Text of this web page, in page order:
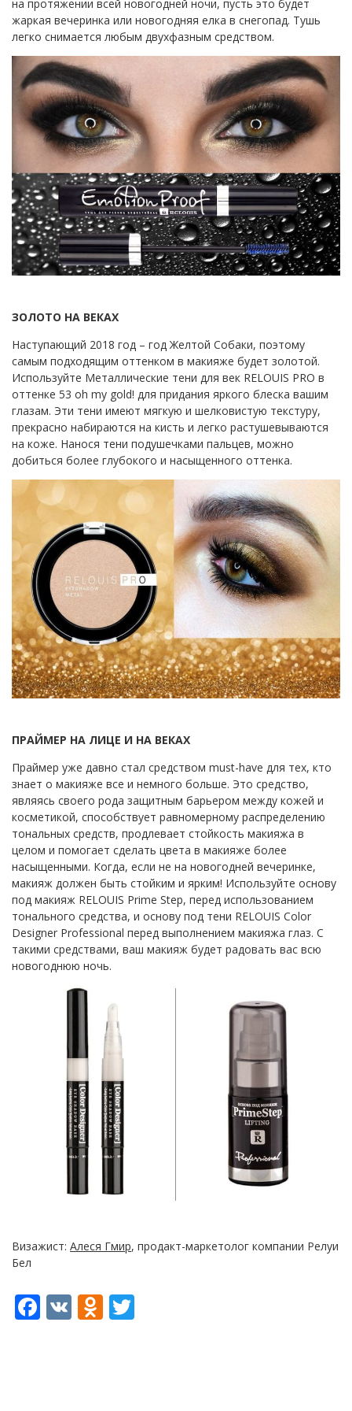
на протяжении всей новогодней ночи, пусть это будет
жаркая вечеринка или новогодняя елка в снегопад. Тушь
легко снимается любым двухфазным средством.
ЗОЛОТО НА ВЕКАХ
Наступающий 2018 год – год Желтой Собаки, поэтому
самым подходящим оттенком в макияже будет золотой.
Используйте Металлические тени для век RELOUIS PRO в
оттенке 53 oh my gold! для придания яркого блеска вашим
глазам. Эти тени имеют мягкую и шелковистую текстуру,
прекрасно набираются на кисть и легко растушевываются
на коже. Нанося тени подушечками пальцев, можно
добиться более глубокого и насыщенного оттенка.
ПРАЙМЕР НА ЛИЦЕ И НА ВЕКАХ
Праймер уже давно стал средством must-have для тех, кто
знает о макияже все и немного больше. Это средство,
являясь своего рода защитным барьером между кожей и
косметикой, способствует равномерному распределению
тональных средств, продлевает стойкость макияжа в
целом и помогает сделать цвета в макияже более
насыщенными. Когда, если не на новогодней вечеринке,
макияж должен быть стойким и ярким! Используйте основу
под макияж RELOUIS Prime Step, перед использованием
тонального средства, и основу под тени RELOUIS Color
Designer Professional перед выполнением макияжа глаз. С
такими средствами, ваш макияж будет радовать вас всю
новогоднюю ночь.
Визажист: Алеся Гмир, продакт-маркетолог компании Релуи
Бел
FACEBOOK
VK ODNOKLASSNIKI